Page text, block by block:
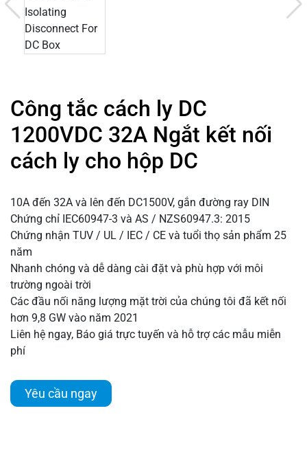
Công tắc cách ly DC
1200VDC 32A Ngắt kết nối
cách ly cho hộp DC
10A đến 32A và lên đến DC1500V, gắn đường ray DIN
Chứng chỉ IEC60947-3 và AS / NZS60947.3: 2015
Chứng nhận TUV / UL / IEC / CE và tuổi thọ sản phẩm 25
năm
Nhanh chóng và dễ dàng cài đặt và phù hợp với môi
trường ngoài trời
Các đầu nối năng lượng mặt trời của chúng tôi đã kết nối
hơn 9,8 GW vào năm 2021
Liên hệ ngay, Báo giá trực tuyến và hỗ trợ các mẫu miễn
phí
Yêu cầu ngay